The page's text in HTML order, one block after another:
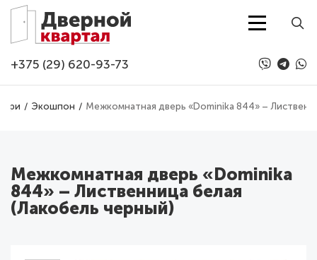
Перейти к основному содержанию
+375 (29) 620-93-73
Экошпон Межкомнатная дверь «Dominika 844» –
Межкомнатная дверь «Dominika
844» – Лиственница белая
(Лакобель черный)